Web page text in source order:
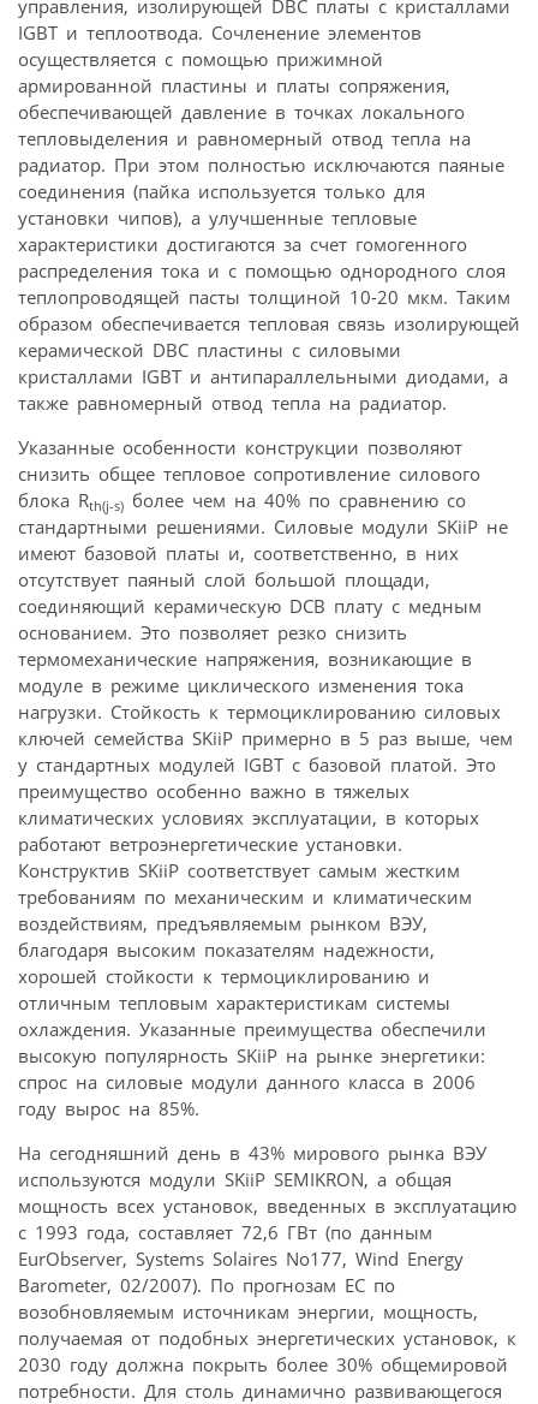
управления, изолирующей DBC платы с кристаллами
IGBT и теплоотвода. Сочленение элементов
осуществляется с помощью прижимной
армированной пластины и платы сопряжения,
обеспечивающей давление в точках локального
тепловыделения и равномерный отвод тепла на
радиатор. При этом полностью исключаются паяные
соединения (пайка используется только для
установки чипов), а улучшенные тепловые
характеристики достигаются за счет гомогенного
распределения тока и с помощью однородного слоя
теплопроводящей пасты толщиной 10-20 мкм. Таким
образом обеспечивается тепловая связь изолирующей
керамической DBC пластины с силовыми
кристаллами IGBT и антипараллельными диодами, а
также равномерный отвод тепла на радиатор.
Указанные особенности конструкции позволяют
снизить общее тепловое сопротивление силового
блока Rth(j-s) более чем на 40% по сравнению со
стандартными решениями. Силовые модули SKiiP не
имеют базовой платы и, соответственно, в них
отсутствует паяный слой большой площади,
соединяющий керамическую DCB плату с медным
основанием. Это позволяет резко снизить
термомеханические напряжения, возникающие в
модуле в режиме циклического изменения тока
нагрузки. Стойкость к термоциклированию силовых
ключей семейства SKiiP примерно в 5 раз выше, чем
у стандартных модулей IGBT с базовой платой. Это
преимущество особенно важно в тяжелых
климатических условиях эксплуатации, в которых
работают ветроэнергетические установки.
Конструктив SKiiP соответствует самым жестким
требованиям по механическим и климатическим
воздействиям, предъявляемым рынком ВЭУ,
благодаря высоким показателям надежности,
хорошей стойкости к термоциклированию и
отличным тепловым характеристикам системы
охлаждения. Указанные преимущества обеспечили
высокую популярность SKiiP на рынке энергетики:
спрос на силовые модули данного класса в 2006
году вырос на 85%.
На сегодняшний день в 43% мирового рынка ВЭУ
используются модули SKiiP SEMIKRON, а общая
мощность всех установок, введенных в эксплуатацию
с 1993 года, составляет 72,6 ГВт (по данным
EurObserver, Systems Solaires No177, Wind Energy
Barometer, 02/2007). По прогнозам ЕС по
возобновляемым источникам энергии, мощность,
получаемая от подобных энергетических установок, к
2030 году должна покрыть более 30% общемировой
потребности. Для столь динамично развивающегося